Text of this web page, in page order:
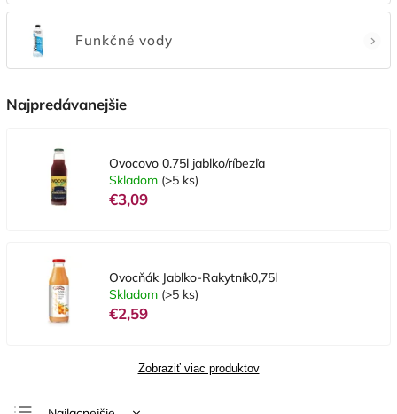
Funkčné vody
Najpredávanejšie
Ovocovo 0.75l jablko/ríbezľa
Skladom (>5 ks)
€3,09
Ovocňák Jablko-Rakytník0,75l
Skladom (>5 ks)
€2,59
Zobraziť viac produktov